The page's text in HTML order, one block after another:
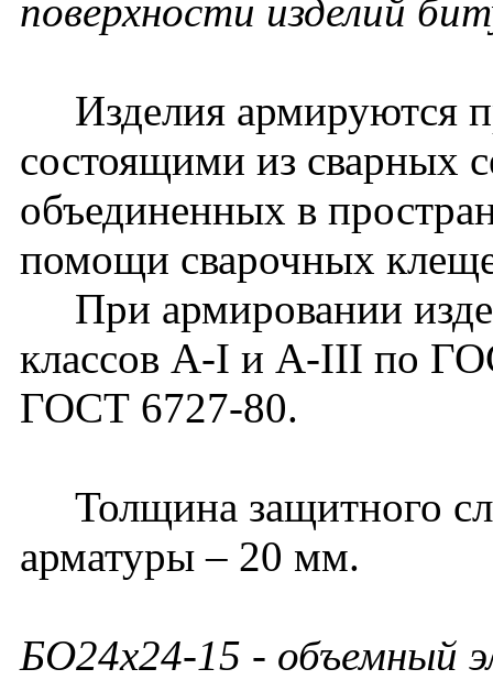
поверхности изделий
Изделия армируются
состоящими из сварных
объединенных в
помощи сварочных
При армировании
классов А-I и А-III по
ГОСТ 6727-80.
Толщина защитного
арматуры – 20 мм.
БО24х24-15 - объемный